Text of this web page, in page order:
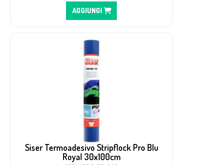
AGGIUNGI
Siser Termoadesivo Stripflock Pro Blu
Royal 30x100cm